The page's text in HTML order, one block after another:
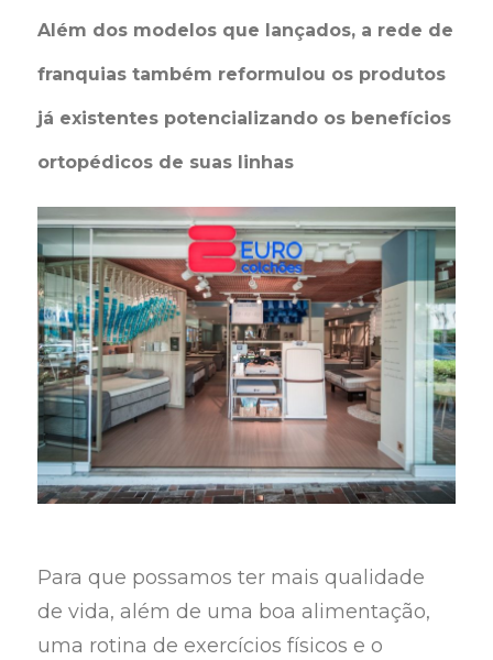
Além dos modelos que lançados, a rede de
franquias também reformulou os produtos
já existentes potencializando os benefícios
ortopédicos de suas linhas
Para que possamos ter mais qualidade
de vida, além de uma boa alimentação,
uma rotina de exercícios físicos e o